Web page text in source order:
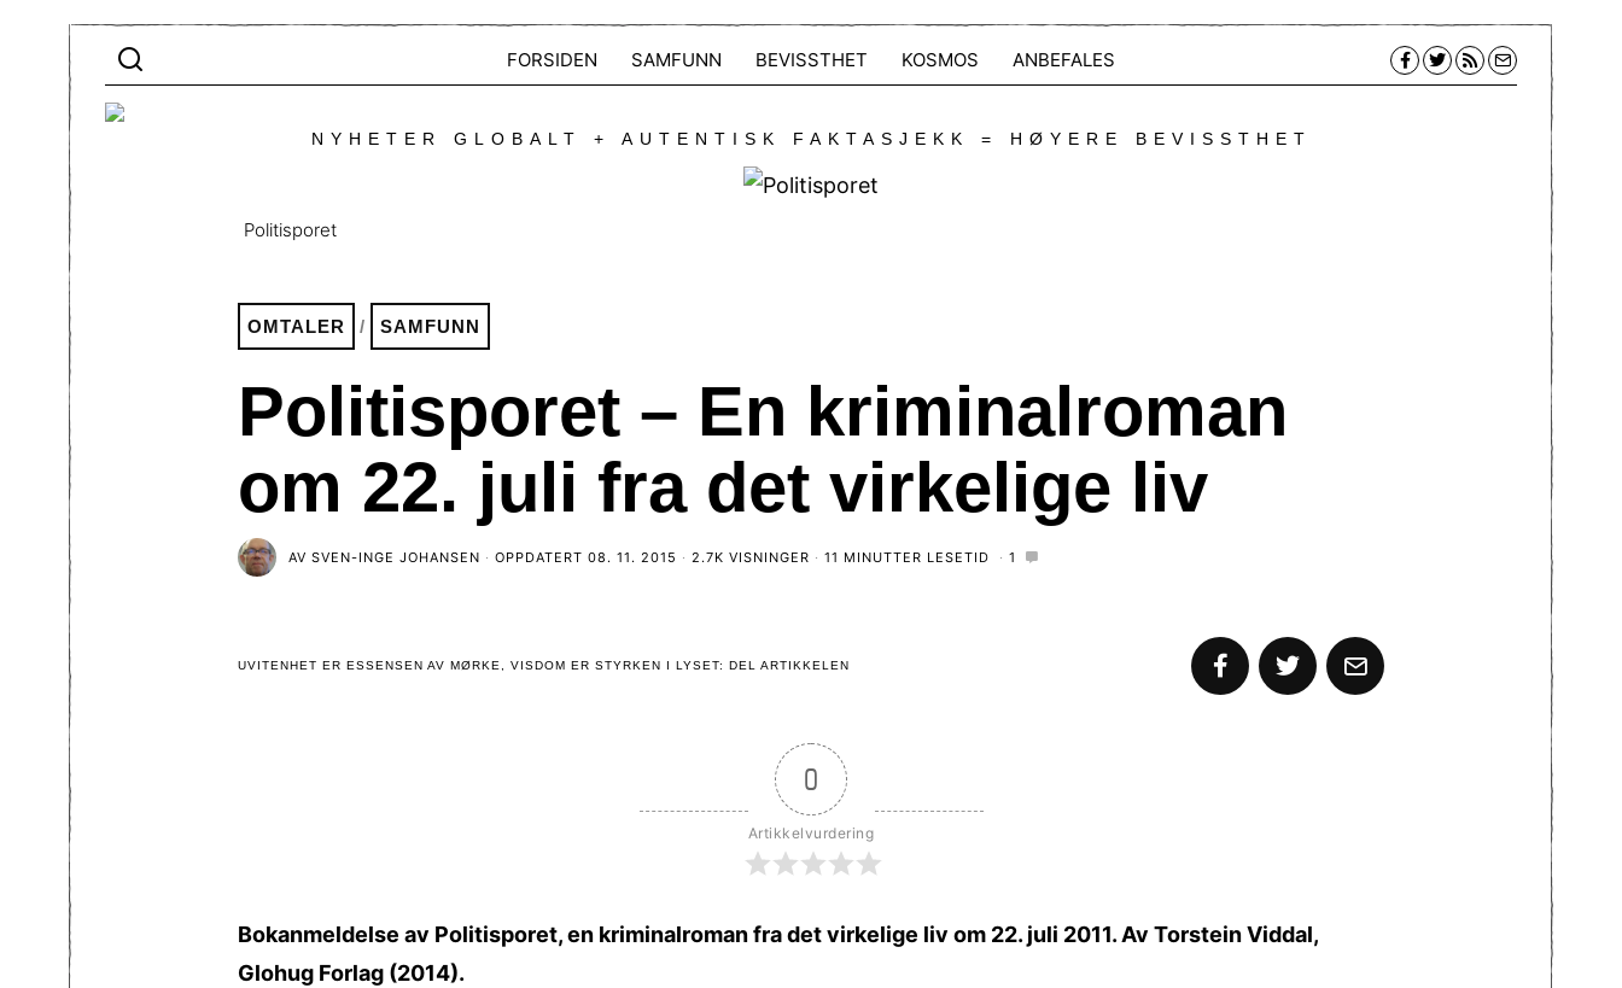
FORSIDEN SAMFUNN BEVISSTHET KOSMOS ANBEFALES
NYHETER GLOBALT + AUTENTISK FAKTASJEKK = HØYERE BEVISSTHET
Politisporet
OMTALER / SAMFUNN
Politisporet – En kriminalroman
om 22. juli fra det virkelige liv
AV SVEN-INGE JOHANSEN OPPDATERT 08. 11. 2015 2.7K VISNINGER 11 MINUTTER LESETID 1
UVITENHET ER ESSENSEN AV MØRKE, VISDOM ER STYRKEN I LYSET: DEL ARTIKKELEN
0
Artikkelvurdering
Bokanmeldelse av Politisporet, en kriminalroman fra det virkelige liv om 22. juli 2011. Av Torstein Viddal,
Glohug Forlag (2014).